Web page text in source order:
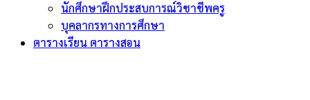
นักศึกษาฝึกประสบการณ์วิชาชีพครู
บุคลากรทางการศึกษา
ตารางเรียน ตารางสอน